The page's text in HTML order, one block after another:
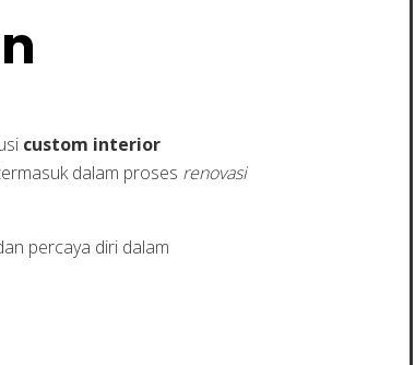
custom interior
dalam proses renovasi
percaya diri dalam